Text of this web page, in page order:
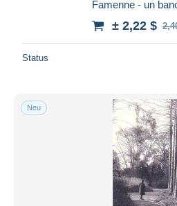
Famenne - un
± 2,22 $
Status
Neu